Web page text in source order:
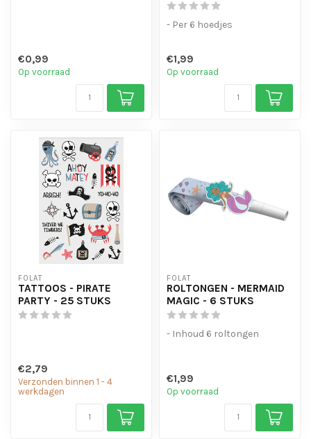
€0,99
Op voorraad
- Per 6 hoedjes
€1,99
Op voorraad
FOLAT
TATTOOS - PIRATE
PARTY - 25 STUKS
€2,79
Verzonden binnen 1 - 4
werkdagen
FOLAT
ROLTONGEN - MERMAID
MAGIC - 6 STUKS
- Inhoud 6 roltongen
€1,99
Op voorraad